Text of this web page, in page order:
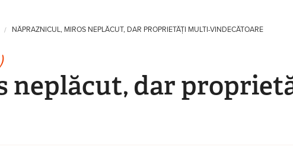
NĂPRAZNICUL, MIROS NEPLĂCUT, DAR PROPRIETĂȚI MULTI-VINDECĂTOARE
neplăcut, dar